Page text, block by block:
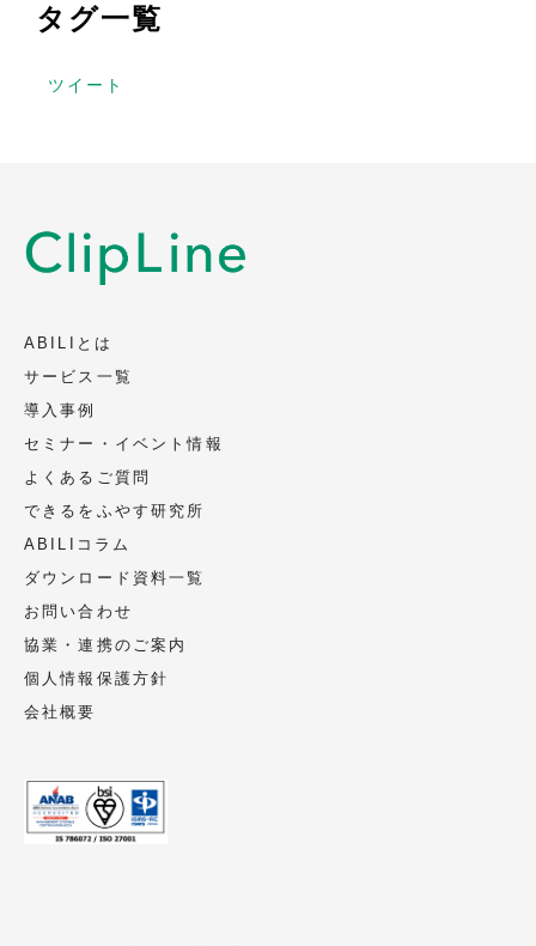
タグ一覧
ツイート
ABILIとは
サービス一覧
導入事例
セミナー・イベント情報
よくあるご質問
できるをふやす研究所
ABILIコラム
ダウンロード資料一覧
お問い合わせ
協業・連携のご案内
個人情報保護方針
会社概要